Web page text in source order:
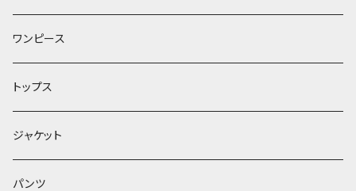
ワンピース
トップス
ジャケット
パンツ